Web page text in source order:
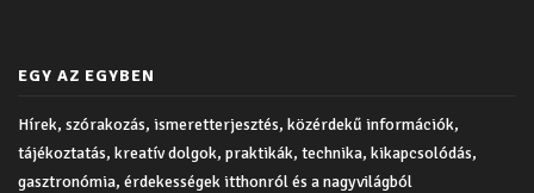
EGY AZ EGYBEN
Hírek, szórakozás, ismeretterjesztés, közérdekű információk,
tájékoztatás, kreatív dolgok, praktikák, technika, kikapcsolódás,
gasztronómia, érdekességek itthonról és a nagyvilágból